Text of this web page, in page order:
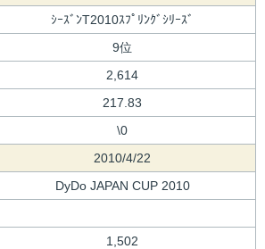
ｼｰｽﾞﾝT2010ｽﾌﾟﾘﾝｸﾞｼﾘｰｽﾞ
9位
2,614
217.83
\0
2010/4/22
DyDo JAPAN CUP 2010
1,502